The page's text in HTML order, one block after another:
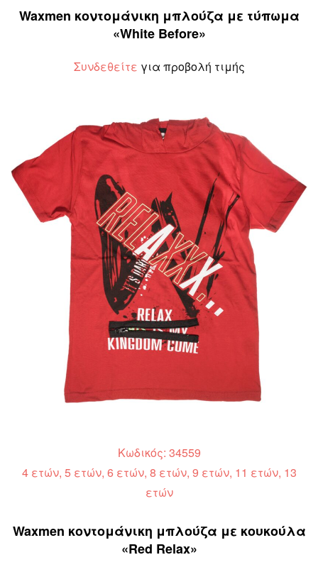
Waxmen κοντομάνικη μπλούζα με τύπωμα
«White Before»
Συνδεθείτε για προβολή τιμής
Κωδικός: 34559
4 ετών, 5 ετών, 6 ετών, 8 ετών, 9 ετών, 11 ετών, 13
ετών
Waxmen κοντομάνικη μπλούζα με κουκούλα
«Red Relax»